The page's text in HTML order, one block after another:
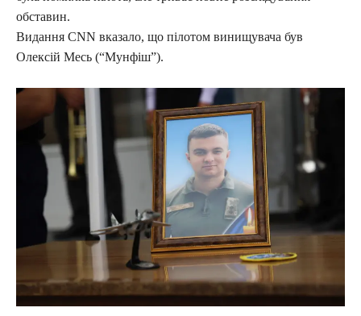
обставин.
Видання CNN вказало, що пілотом винищувача був
Олексій Месь (“Мунфіш”).